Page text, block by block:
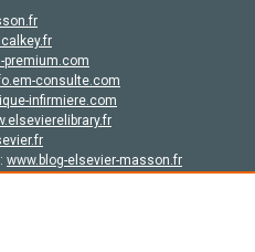
premium.com
consulte.com
infirmiere.com
www.blog-elsevier-masson.fr